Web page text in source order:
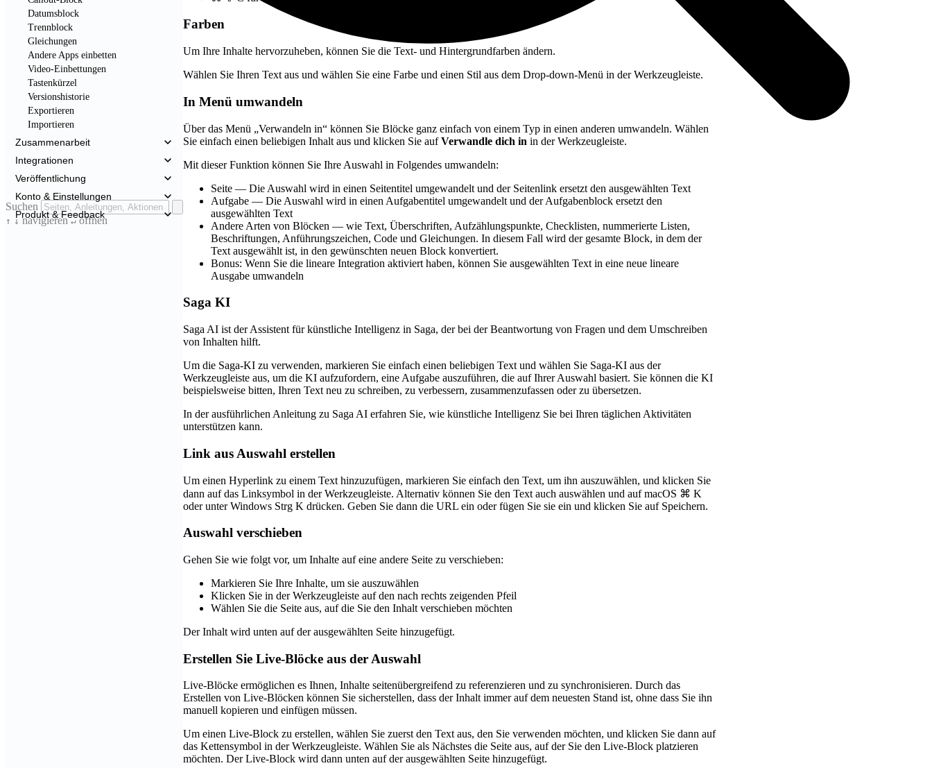
Suchen
↑ ↓ navigieren↵öffnen
Datumsblock
Trennblock
Gleichungen
Andere Apps einbetten
Video-Einbettungen
Tastenkürzel
Versionshistorie
Exportieren
Importieren
Zusammenarbeit
Integrationen
Veröffentlichung
Konto & Einstellungen
Produkt & Feedback
Farben
Um Ihre Inhalte hervorzuheben, können Sie die Text- und Hintergrundfarben ändern.
Wählen Sie Ihren Text aus und wählen Sie eine Farbe und einen Stil aus dem Drop-down-Menü in der Werkzeugleiste.
In Menü umwandeln
Über das Menü „Verwandeln in“ können Sie Blöcke ganz einfach von einem Typ in einen anderen umwandeln. Wählen
Sie einfach einen beliebigen Inhalt aus und klicken Sie aufVerwandle dich in in der Werkzeugleiste.
Mit dieser Funktion können Sie Ihre Auswahl in Folgendes umwandeln:
Seite — Die Auswahl wird in einen Seitentitel umgewandelt und der Seitenlink ersetzt den ausgewählten Text
Aufgabe — Die Auswahl wird in einen Aufgabentitel umgewandelt und der Aufgabenblock ersetzt den
ausgewählten Text
Andere Arten von Blöcken — wie Text, Überschriften, Aufzählungspunkte, Checklisten, nummerierte Listen,
Beschriftungen, Anführungszeichen, Code und Gleichungen. In diesem Fall wird der gesamte Block, in dem der
Text ausgewählt ist, in den gewünschten neuen Block konvertiert.
Bonus: Wenn Sie die lineare Integration aktiviert haben, können Sie ausgewählten Text in eine neue lineare
Ausgabe umwandeln
Saga KI
Saga AI ist der Assistent für künstliche Intelligenz in Saga, der bei der Beantwortung von Fragen und dem Umschreiben
von Inhalten hilft.
Um die Saga-KI zu verwenden, markieren Sie einfach einen beliebigen Text und wählen Sie Saga-KI aus der
Werkzeugleiste aus, um die KI aufzufordern, eine Aufgabe auszuführen, die auf Ihrer Auswahl basiert. Sie können die KI
beispielsweise bitten, Ihren Text neu zu schreiben, zu verbessern, zusammenzufassen oder zu übersetzen.
In der ausführlichen Anleitung zu Saga AI erfahren Sie, wie künstliche Intelligenz Sie bei Ihren täglichen Aktivitäten
unterstützen kann.
Link aus Auswahl erstellen
Um einen Hyperlink zu einem Text hinzuzufügen, markieren Sie einfach den Text, um ihn auszuwählen, und klicken Sie
dann auf das Linksymbol in der Werkzeugleiste. Alternativ können Sie den Text auch auswählen und auf macOS ⌘ K
oder unter Windows Strg K drücken. Geben Sie dann die URL ein oder fügen Sie sie ein und klicken Sie auf Speichern.
Auswahl verschieben
Gehen Sie wie folgt vor, um Inhalte auf eine andere Seite zu verschieben:
Markieren Sie Ihre Inhalte, um sie auszuwählen
Klicken Sie in der Werkzeugleiste auf den nach rechts zeigenden Pfeil
Wählen Sie die Seite aus, auf die Sie den Inhalt verschieben möchten
Der Inhalt wird unten auf der ausgewählten Seite hinzugefügt.
Erstellen Sie Live-Blöcke aus der Auswahl
Live-Blöcke ermöglichen es Ihnen, Inhalte seitenübergreifend zu referenzieren und zu synchronisieren. Durch das
Erstellen von Live-Blöcken können Sie sicherstellen, dass der Inhalt immer auf dem neuesten Stand ist, ohne dass Sie ihn
manuell kopieren und einfügen müssen.
Um einen Live-Block zu erstellen, wählen Sie zuerst den Text aus, den Sie verwenden möchten, und klicken Sie dann auf
das Kettensymbol in der Werkzeugleiste. Wählen Sie als Nächstes die Seite aus, auf der Sie den Live-Block platzieren
möchten. Der Live-Block wird dann unten auf der ausgewählten Seite hinzugefügt.